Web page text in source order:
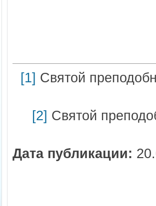
[1] Святой
[2] Святой
Дата публикации: